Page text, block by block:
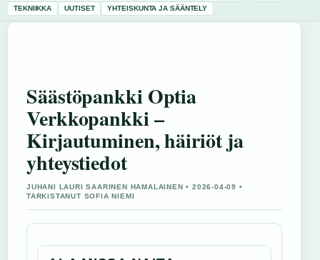
TEKNIIKKA
UUTISET YHTEISKUNTA JA SÄÄNTELY
Säästöpankki Optia
Verkkopankki –
Kirjautuminen, häiriöt ja
yhteystiedot
JUHANI LAURI SAARINEN HAMALAINEN • 2026-04-09 •
TARKISTANUT SOFIA NIEMI